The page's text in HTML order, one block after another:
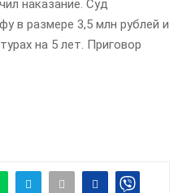
наказание. Суд
в размере 3,5 млн рублей и
на 5 лет. Приговор